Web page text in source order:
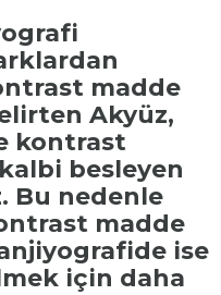
madde
Akyüz,
kontrast
besleyen
Bu nedenle
madde
ise
için daha